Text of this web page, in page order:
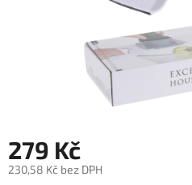
279 Kč
230,58 Kč bez DPH